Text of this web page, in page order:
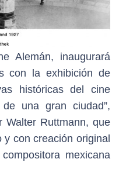
Alemán, inaugurará
con la exhibición de
históricas del cine
una gran ciudad”,
Walter Ruttmann, que
con creación original
mexicana